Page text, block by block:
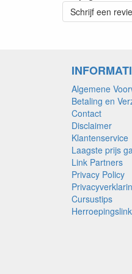
Schrijf een
Algemene
Betaling en
Contact
Disclaimer
Klantenservice
Laagste prijs
Link Partners
Privacy Policy
Cursustips